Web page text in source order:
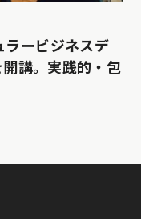
ラービジネスデ
講。実践的・包